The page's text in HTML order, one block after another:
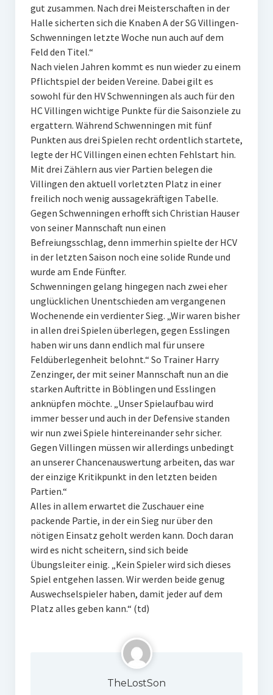
gut zusammen. Nach drei Meisterschaften in der
Halle sicherten sich die Knaben A der SG Villingen-
Schwenningen letzte Woche nun auch auf dem
Feld den Titel.“
Nach vielen Jahren kommt es nun wieder zu einem
Pflichtspiel der beiden Vereine. Dabei gilt es
sowohl für den HV Schwenningen als auch für den
HC Villingen wichtige Punkte für die Saisonziele zu
ergattern. Während Schwenningen mit fünf
Punkten aus drei Spielen recht ordentlich startete,
legte der HC Villingen einen echten Fehlstart hin.
Mit drei Zählern aus vier Partien belegen die
Villingen den aktuell vorletzten Platz in einer
freilich noch wenig aussagekräftigen Tabelle.
Gegen Schwenningen erhofft sich Christian Hauser
von seiner Mannschaft nun einen
Befreiungsschlag, denn immerhin spielte der HCV
in der letzten Saison noch eine solide Runde und
wurde am Ende Fünfter.
Schwenningen gelang hingegen nach zwei eher
unglücklichen Unentschieden am vergangenen
Wochenende ein verdienter Sieg. „Wir waren bisher
in allen drei Spielen überlegen, gegen Esslingen
haben wir uns dann endlich mal für unsere
Feldüberlegenheit belohnt.“ So Trainer Harry
Zenzinger, der mit seiner Mannschaft nun an die
starken Auftritte in Böblingen und Esslingen
anknüpfen möchte. „Unser Spielaufbau wird
immer besser und auch in der Defensive standen
wir nun zwei Spiele hintereinander sehr sicher.
Gegen Villingen müssen wir allerdings unbedingt
an unserer Chancenauswertung arbeiten, das war
der einzige Kritikpunkt in den letzten beiden
Partien.“
Alles in allem erwartet die Zuschauer eine
packende Partie, in der ein Sieg nur über den
nötigen Einsatz geholt werden kann. Doch daran
wird es nicht scheitern, sind sich beide
Übungsleiter einig. „Kein Spieler wird sich dieses
Spiel entgehen lassen. Wir werden beide genug
Auswechselspieler haben, damit jeder auf dem
Platz alles geben kann.“ (td)
TheLostSon